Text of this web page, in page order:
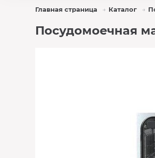
Главная страница Каталог
Посудомоечная